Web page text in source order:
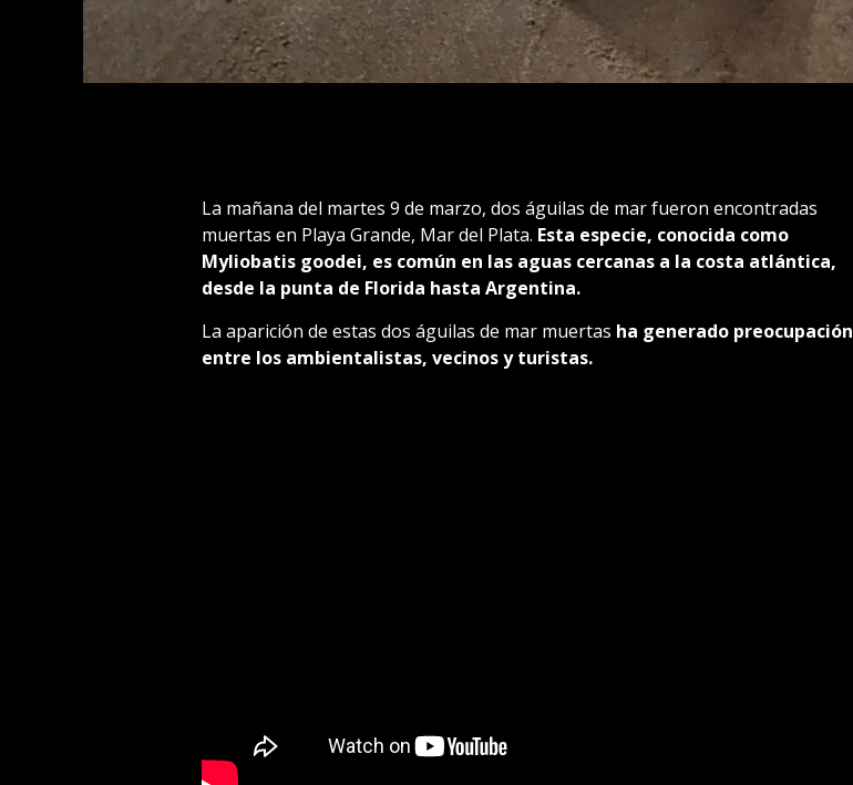
La mañana del martes 9 de marzo, dos águilas de mar fueron encontradas
muertas en Playa Grande, Mar del Plata. Esta especie, conocida como
Myliobatis goodei, es común en las aguas cercanas a la costa atlántica,
desde la punta de Florida hasta Argentina.
La aparición de estas dos águilas de mar muertas ha generado preocupación
entre los ambientalistas, vecinos y turistas.